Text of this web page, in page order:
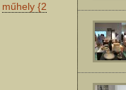
műhely {2